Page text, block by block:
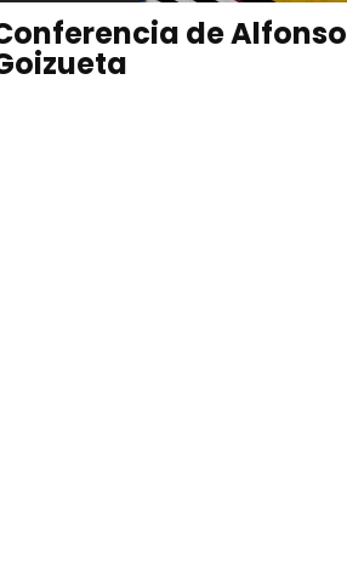
de Alfonso